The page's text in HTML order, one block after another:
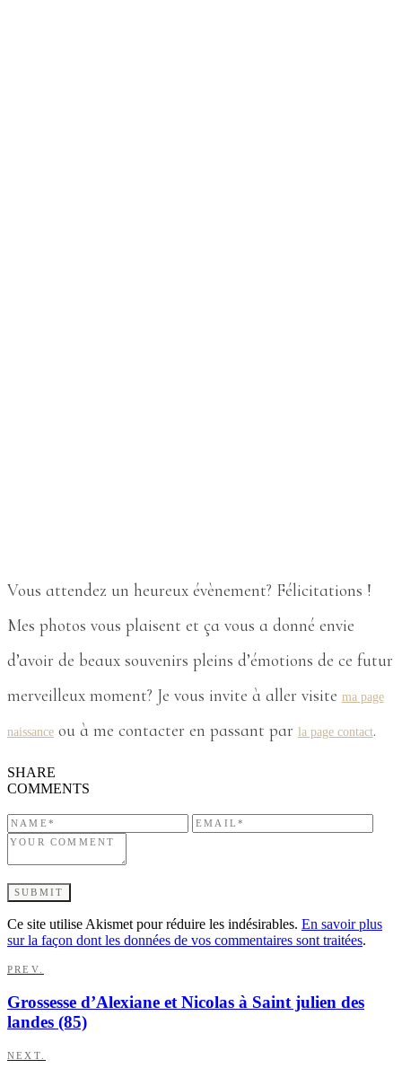
Vous attendez un heureux évènement? Félicitations !
Mes photos vous plaisent et ça vous a donné envie
d’avoir de beaux souvenirs pleins d’émotions de ce futur
merveilleux moment? Je vous invite à aller visite ma page
naissance ou à me contacter en passant par la page contact.
SHARE
COMMENTS
Ce site utilise Akismet pour réduire les indésirables. En savoir plus
sur la façon dont les données de vos commentaires sont traitées.
PREV.
Grossesse d’Alexiane et Nicolas à Saint julien des
landes (85)
NEXT.